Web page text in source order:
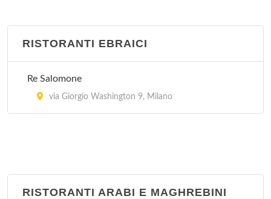
RISTORANTI EBRAICI
Re Salomone
via Giorgio Washington 9, Milano
RISTORANTI ARABI E MAGHREBINI